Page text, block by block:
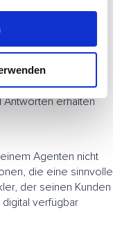
die Fähigkeit,
sondern
Protokolle, über
Antworten erhalten
Agenten nicht
die eine sinnvolle
der seinen Kunden
verfügbar